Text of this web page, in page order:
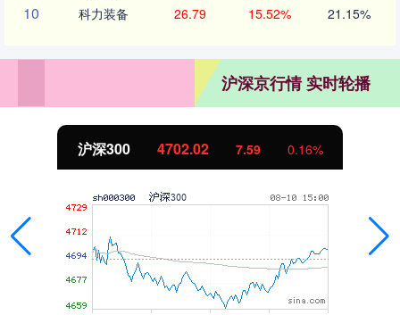
10 科力装备 26.79 15.52% 21.15%
沪深京行情 实时轮播
沪深300 4702.02 7.59 0.16%